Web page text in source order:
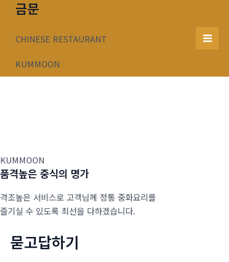
너
금문
CHINESE RESTAURANT
KUMMOON
Main
KUMMOON
품격높은 중식의 명가
격조높은 서비스로 고객님께 정통 중화요리를
즐기실 수 있도록 최선을 다하겠습니다.
묻고답하기